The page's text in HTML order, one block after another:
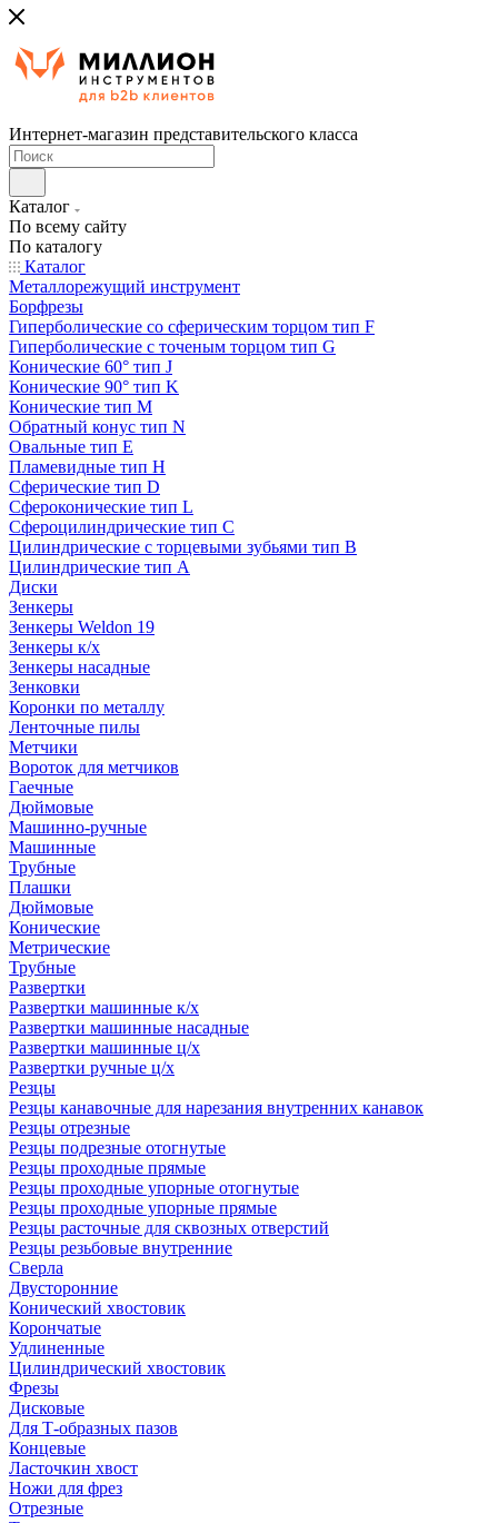
Интернет-магазин представительского класса
Каталог
По всему сайту
По каталогу
Каталог
Металлорежущий инструмент
Борфрезы
Гиперболические cо сферическим торцом тип F
Гиперболические с точеным торцом тип G
Конические 60° тип J
Конические 90° тип K
Конические тип M
Обратный конус тип N
Овальные тип E
Пламевидные тип H
Сферические тип D
Сфероконические тип L
Сфероцилиндрические тип C
Цилиндрические с торцевыми зубьями тип B
Цилиндрические тип А
Диски
Зенкеры
Зенкеры Weldon 19
Зенкеры к/х
Зенкеры насадные
Зенковки
Коронки по металлу
Ленточные пилы
Метчики
Вороток для метчиков
Гаечные
Дюймовые
Машинно-ручные
Машинные
Трубные
Плашки
Дюймовые
Конические
Метрические
Трубные
Развертки
Развертки машинные к/х
Развертки машинные насадные
Развертки машинные ц/х
Развертки ручные ц/х
Резцы
Резцы канавочные для нарезания внутренних канавок
Резцы отрезные
Резцы подрезные отогнутые
Резцы проходные прямые
Резцы проходные упорные отогнутые
Резцы проходные упорные прямые
Резцы расточные для сквозных отверстий
Резцы резьбовые внутренние
Сверла
Двусторонние
Конический хвостовик
Корончатые
Удлиненные
Цилиндрический хвостовик
Фрезы
Дисковые
Для Т-образных пазов
Концевые
Ласточкин хвост
Ножи для фрез
Отрезные